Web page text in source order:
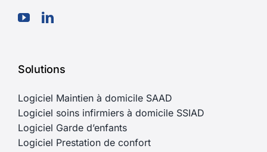
Solutions
Logiciel Maintien à domicile SAAD
Logiciel soins infirmiers à domicile SSIAD
Logiciel Garde d’enfants
Logiciel Prestation de confort